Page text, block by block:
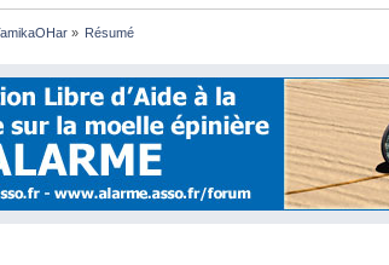
» Résumé